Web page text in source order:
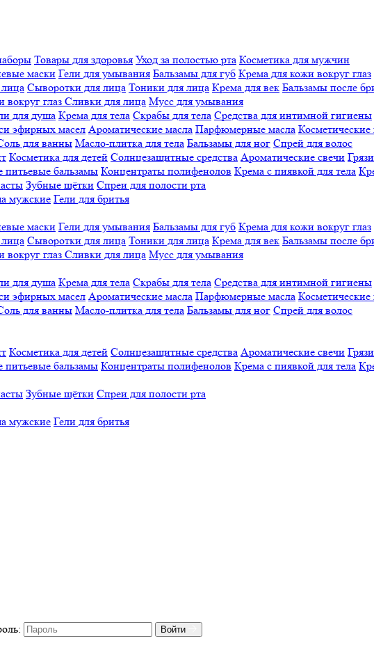
Товары для здоровья Уход за полостью рта Косметика для мужчин
маски Гели для умывания Бальзамы для губ Крема для кожи вокруг глаз
Сыворотки для лица Тоники для лица Крема для век Бальзамы после
вокруг глаз Сливки для лица Мусс для умывания
для душа Крема для тела Скрабы для тела Средства для интимной гигиены
эфирных масел Ароматические масла Парфюмерные масла Косметические
для ванны Масло-плитка для тела Бальзамы для ног Спрей для волос
Косметика для детей Солнцезащитные средства Ароматические свечи
бальзамы Концентраты полифенолов Крема с пиявкой для тела
Зубные щётки Спреи для полости рта
мужские Гели для бритья
маски Гели для умывания Бальзамы для губ Крема для кожи вокруг глаз
Сыворотки для лица Тоники для лица Крема для век Бальзамы после
вокруг глаз Сливки для лица Мусс для умывания
для душа Крема для тела Скрабы для тела Средства для интимной гигиены
эфирных масел Ароматические масла Парфюмерные масла Косметические
для ванны Масло-плитка для тела Бальзамы для ног Спрей для волос
Косметика для детей Солнцезащитные средства Ароматические свечи
бальзамы Концентраты полифенолов Крема с пиявкой для тела
Зубные щётки Спреи для полости рта
мужские Гели для бритья
Войти